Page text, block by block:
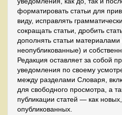
форматировать статьи для
виду, исправлять
сокращать статьи, дробить
дополнять статьи материалами
неопубликованные) и
Редакция оставляет за собой
уведомления по своему
между разделами Словаря,
для свободного просмотра, а
публикации статей — как
опубликованных.